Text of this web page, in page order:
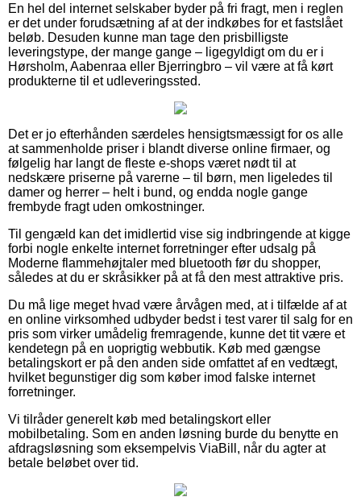
En hel del internet selskaber byder på fri fragt, men i reglen
er det under forudsætning af at der indkøbes for et fastslået
beløb. Desuden kunne man tage den prisbilligste
leveringstype, der mange gange – ligegyldigt om du er i
Hørsholm, Aabenraa eller Bjerringbro – vil være at få kørt
produkterne til et udleveringssted.
Det er jo efterhånden særdeles hensigtsmæssigt for os alle
at sammenholde priser i blandt diverse online firmaer, og
følgelig har langt de fleste e-shops været nødt til at
nedskære priserne på varerne – til børn, men ligeledes til
damer og herrer – helt i bund, og endda nogle gange
frembyde fragt uden omkostninger.
Til gengæld kan det imidlertid vise sig indbringende at kigge
forbi nogle enkelte internet forretninger efter udsalg på
Moderne flammehøjtaler med bluetooth før du shopper,
således at du er skråsikker på at få den mest attraktive pris.
Du må lige meget hvad være årvågen med, at i tilfælde af at
en online virksomhed udbyder bedst i test varer til salg for en
pris som virker umådelig fremragende, kunne det tit være et
kendetegn på en uoprigtig webbutik. Køb med gængse
betalingskort er på den anden side omfattet af en vedtægt,
hvilket begunstiger dig som køber imod falske internet
forretninger.
Vi tilråder generelt køb med betalingskort eller
mobilbetaling. Som en anden løsning burde du benytte en
afdragsløsning som eksempelvis ViaBill, når du agter at
betale beløbet over tid.